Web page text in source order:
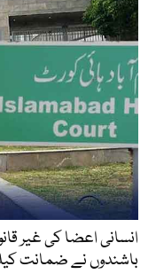
باشندوں نے ضمانت